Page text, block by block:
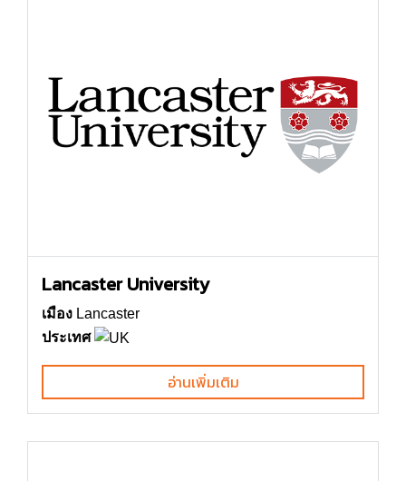
Lancaster University
เมือง Lancaster
ประเทศ
อ่านเพิ่มเติม